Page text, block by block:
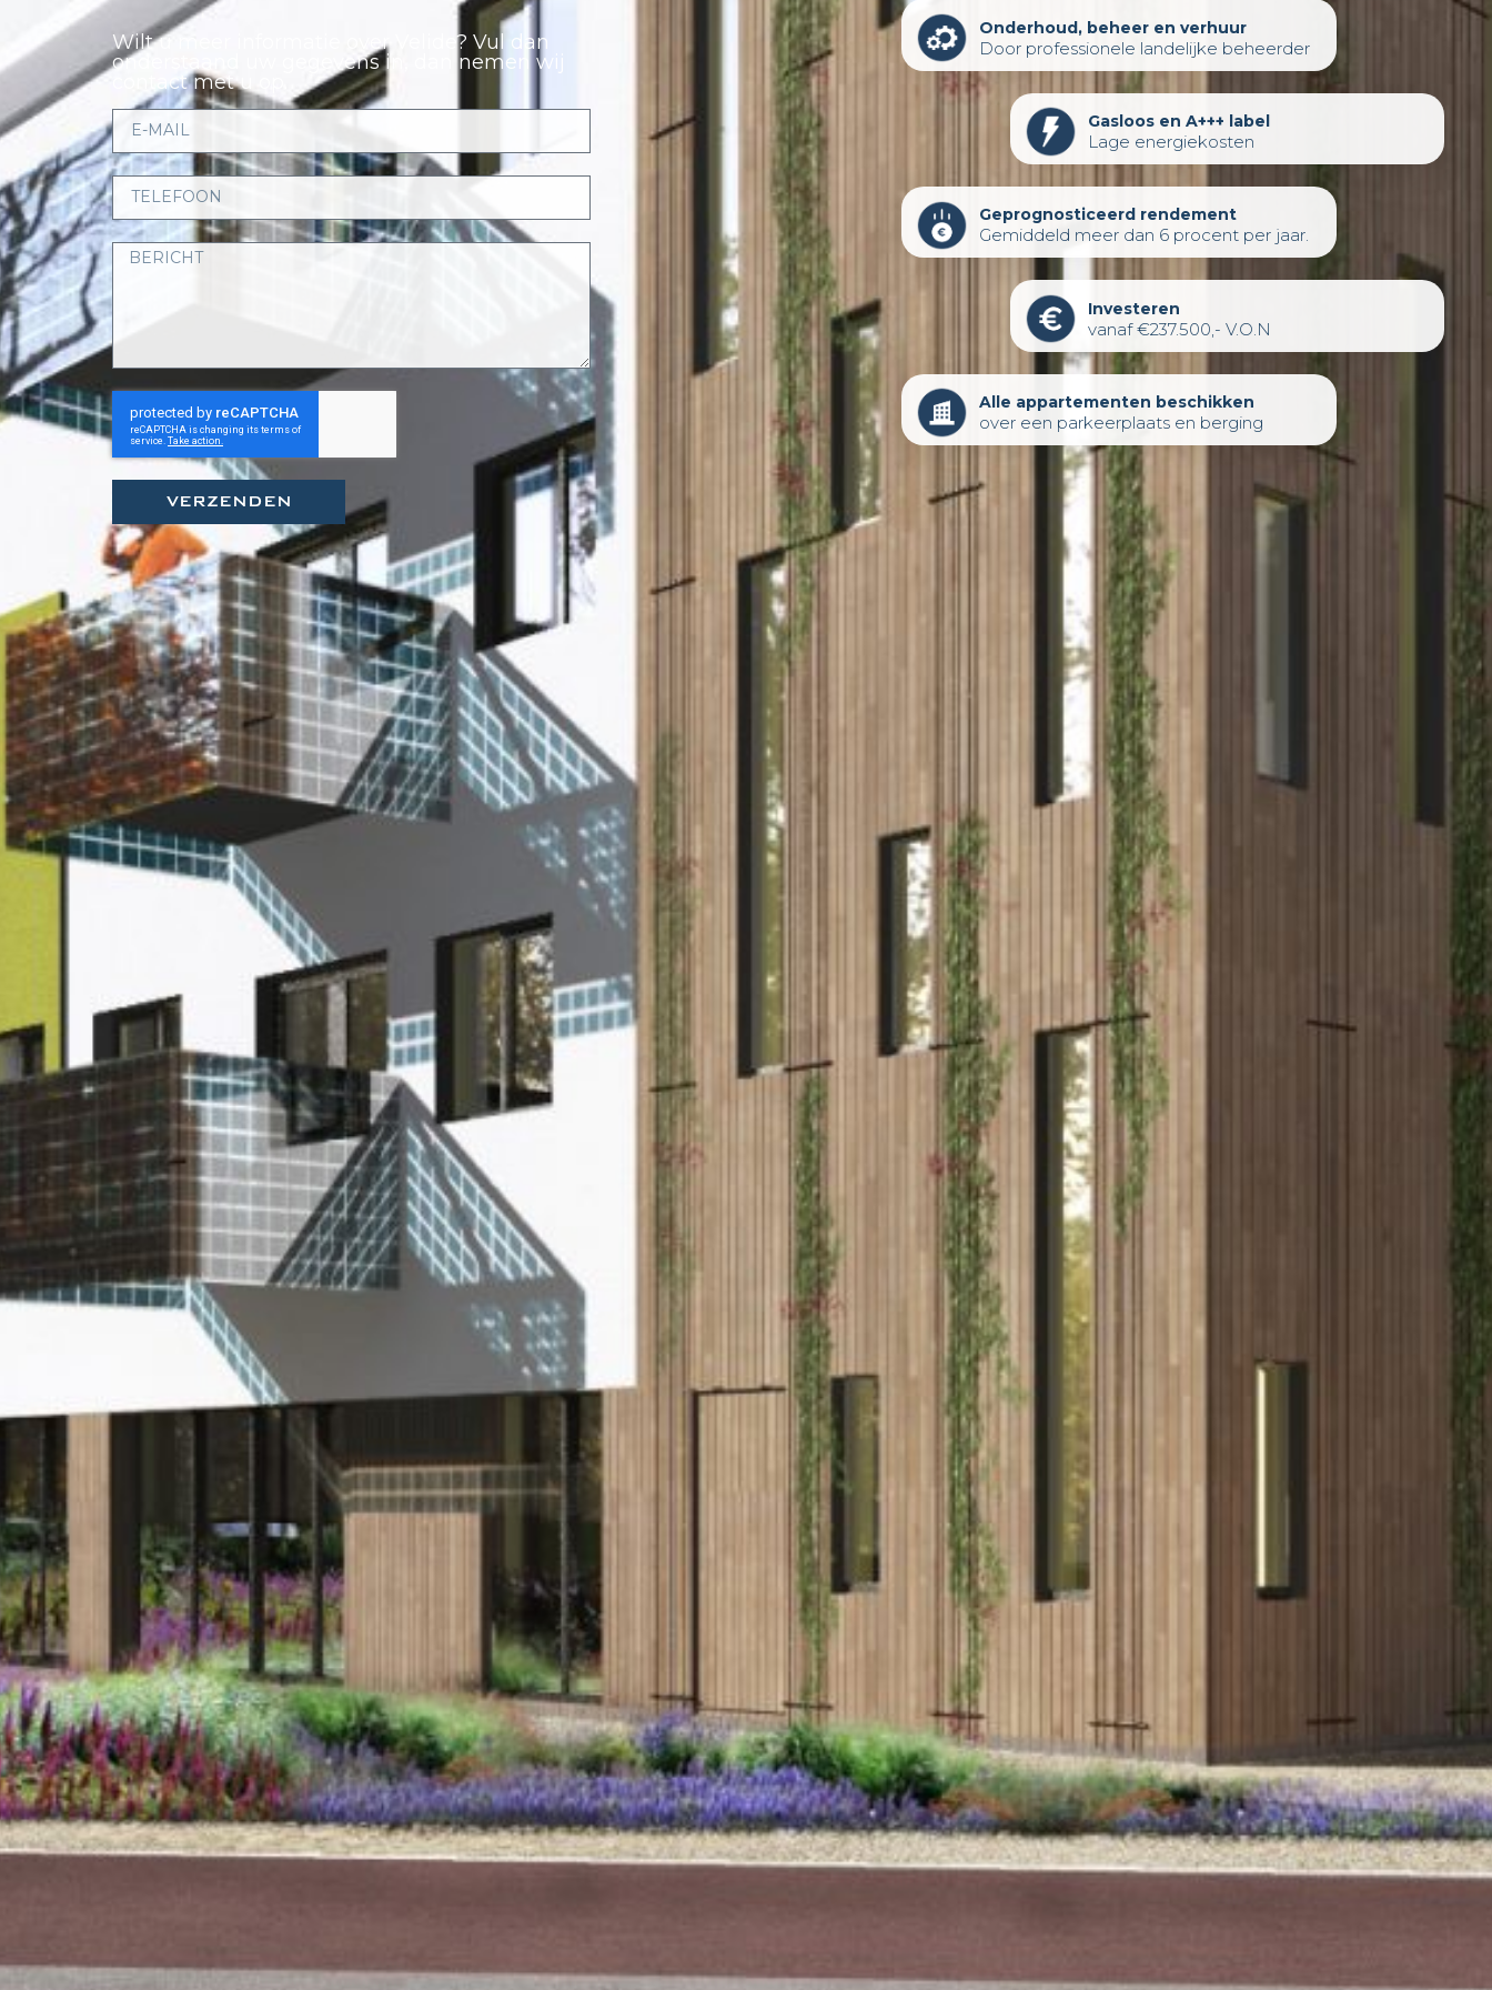
Wilt u meer informatie over Velide? Vul dan
onderstaand uw gegevens in, dan nemen wij
contact met u op.
VERZENDEN
Onderhoud, beheer en verhuur
Door professionele landelijke beheerder
Gasloos en A+++ label
Lage energiekosten
Geprognosticeerd rendement
Gemiddeld meer dan 6 procent per jaar.
Investeren
vanaf €237.500,- V.O.N
Alle appartementen beschikken
over een parkeerplaats en berging